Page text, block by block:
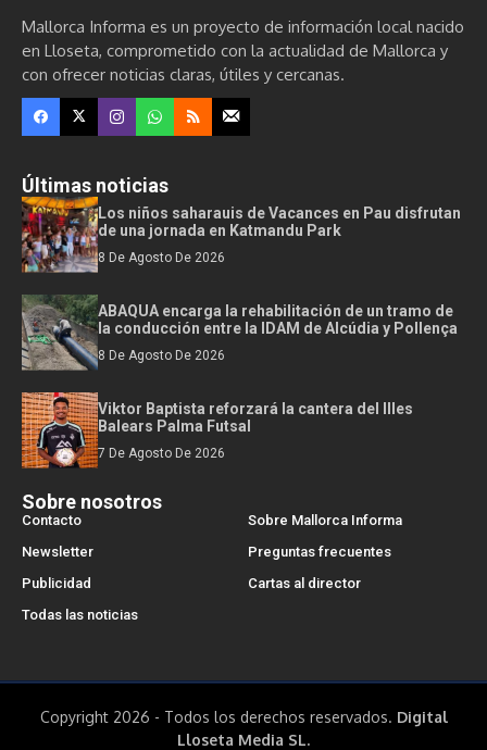
Mallorca Informa es un proyecto de información local nacido
en Lloseta, comprometido con la actualidad de Mallorca y
con ofrecer noticias claras, útiles y cercanas.
Últimas noticias
Los niños saharauis de Vacances en Pau disfrutan
de una jornada en Katmandu Park
8 De Agosto De 2026
ABAQUA encarga la rehabilitación de un tramo de
la conducción entre la IDAM de Alcúdia y Pollença
8 De Agosto De 2026
Viktor Baptista reforzará la cantera del Illes
Balears Palma Futsal
7 De Agosto De 2026
Sobre nosotros
Contacto
Sobre Mallorca Informa
Newsletter
Preguntas frecuentes
Publicidad
Cartas al director
Todas las noticias
Copyright 2026 - Todos los derechos reservados. Digital
Lloseta Media SL.